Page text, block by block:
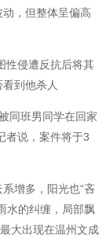
，但整体呈偏高
侵遭反抗后将其
到他杀人
同班男同学在回家
者说，案件将于3
增多，阳光也“吝
水的纠缠，局部飘
大出现在温州文成